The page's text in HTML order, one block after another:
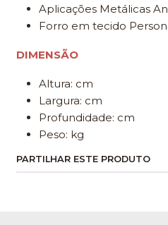
Aplicações Metálicas
Forro em tecido
DIMENSÃO
Altura: cm
Largura: cm
Profundidade: cm
Peso: kg
PARTILHAR ESTE PRODUTO